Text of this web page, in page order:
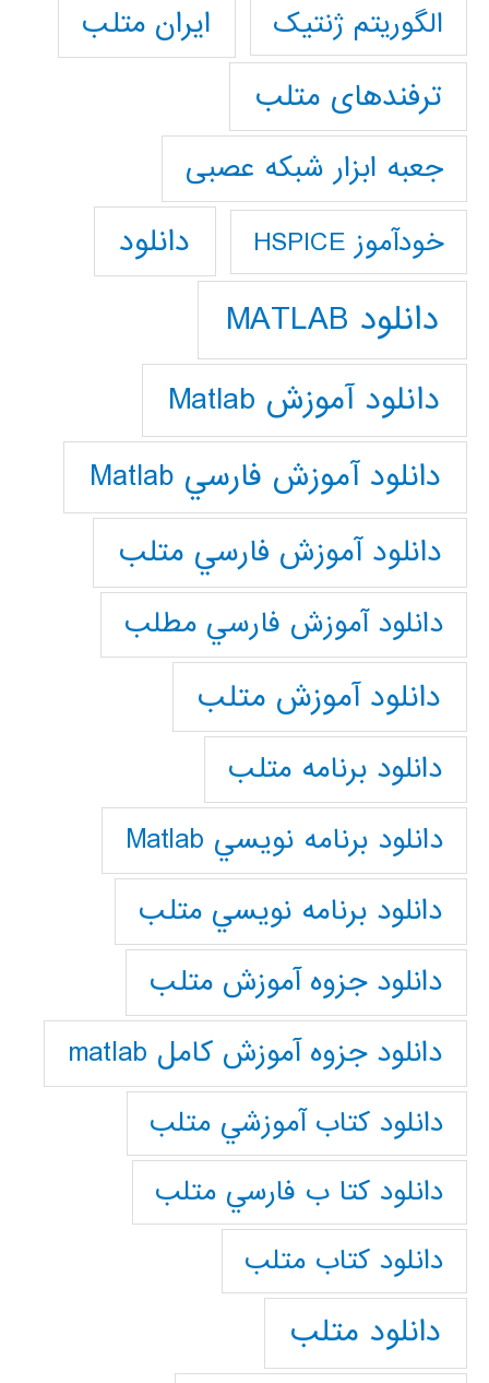
الگوریتم ژنتیک
ایران متلب
ترفندهای متلب
جعبه ابزار شبکه عصبی
خودآموز HSPICE دانلود
دانلود MATLAB
دانلود آموزش Matlab
دانلود آموزش فارسي Matlab
دانلود آموزش فارسي متلب
دانلود آموزش فارسي مطلب
دانلود آموزش متلب
دانلود برنامه متلب
دانلود برنامه نويسي Matlab
دانلود برنامه نويسي متلب
دانلود جزوه آموزش متلب
دانلود جزوه آموزش کامل matlab
دانلود كتاب آموزشي متلب
دانلود كتا ب فارسي متلب
دانلود كتاب متلب
دانلود متلب